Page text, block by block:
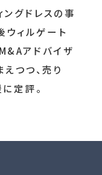
グドレスの事
ウィルゲート
アドバイザ
つつ、売り
定評。